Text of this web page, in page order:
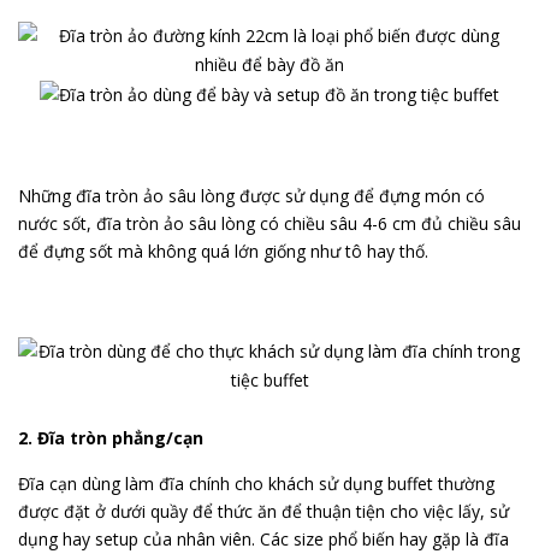
Những đĩa tròn ảo sâu lòng được sử dụng để đựng món có
nước sốt, đĩa tròn ảo sâu lòng có chiều sâu 4-6 cm đủ chiều sâu
để đựng sốt mà không quá lớn giống như tô hay thố.
2. Đĩa tròn phẳng/cạn
Đĩa cạn dùng làm đĩa chính cho khách sử dụng buffet thường
được đặt ở dưới quầy để thức ăn để thuận tiện cho việc lấy, sử
dụng hay setup của nhân viên. Các size phổ biến hay gặp là đĩa